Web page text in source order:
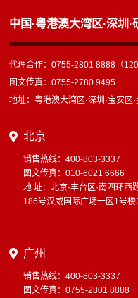
中国·粤港澳大湾区·深圳·
代理合作：0755-2801 8888（120
图文传真：0755-2780 9495
地址：粤港澳大湾区·深圳·宝安
北京
销售热线：400-803-3337
图文传真：010-6021 6666
地 址：北京·丰台区·南四环西
186号汉威国际广场一区1号楼
广州
销售热线：400-803-3337
图文传真：0755-2801 8888